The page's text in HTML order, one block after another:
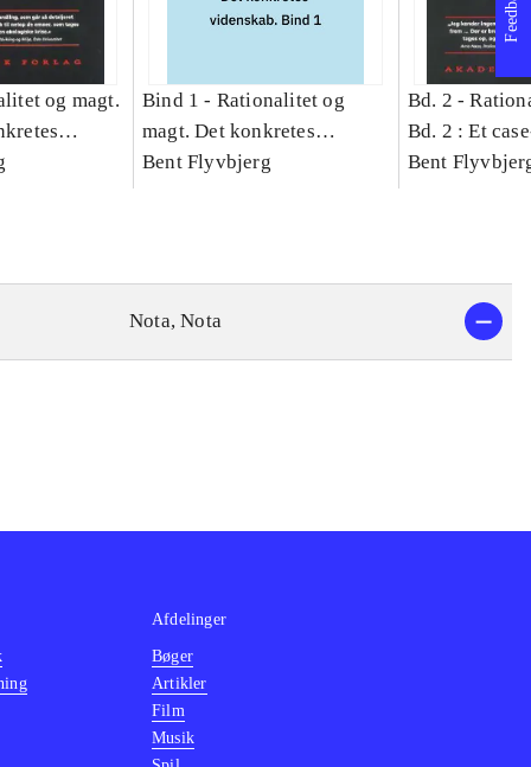
og magt.
Bind 1 - Rationalitet og
magt. Det konkretes
videnskab. Bind 1
Bent Flyvbjerg
Bd. 2 -
Bd. 2 : Et
studie af
Bent
Nota, Nota
Afdelinger
Bøger
Artikler
Film
Musik